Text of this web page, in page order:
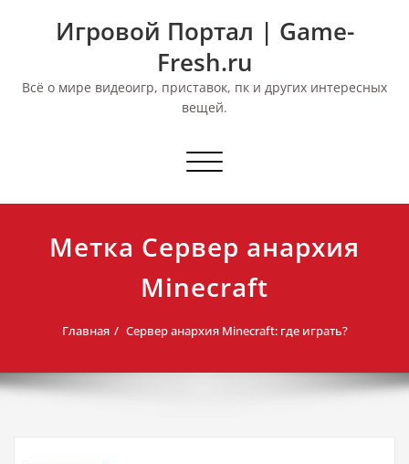
Игровой Портал | Game-
Fresh.ru
Всё о мире видеоигр, приставок, пк и других интересных
вещей.
Переключить
Метка Сервер анархия
Minecraft
Главная Сервер анархия Minecraft: где играть?